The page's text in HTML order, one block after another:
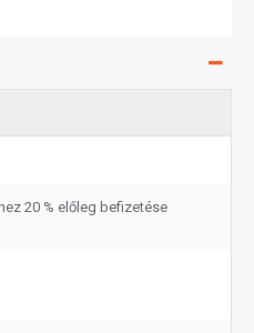
20 % előleg befizetése